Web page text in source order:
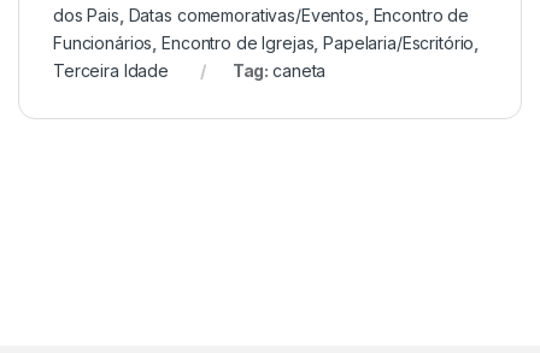
dos Pais Datas comemorativas/Eventos Encontro de
Funcionários ,Encontro de Igrejas ,Papelaria/Escritório
Terceira Idade
Tag:caneta